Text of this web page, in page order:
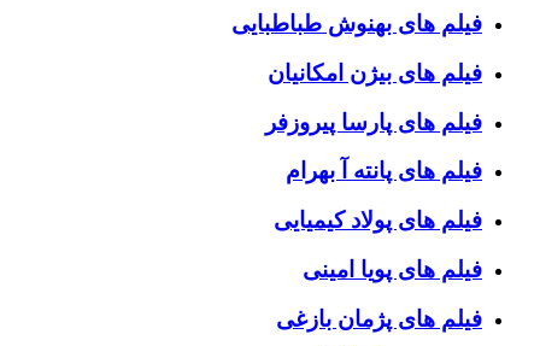
فیلم های بهنوش طباطبایی
فیلم های بیژن امکانیان
فیلم های پارسا پیروزفر
فیلم های پانته آ بهرام
فیلم های پولاد کیمیایی
فیلم های پویا امینی
فیلم های پژمان بازغی